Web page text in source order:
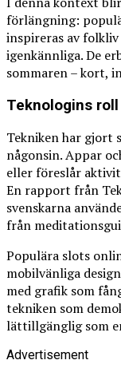
förlängning:
inspireras av
igenkännliga. De
sommaren – kort,
Teknologins
Tekniken har gjort
någonsin. Appar
eller föreslår
En rapport från
svenskarna
från
Populära slots
mobilvänliga
med grafik som
tekniken som
lättillgänglig som
Advertisement